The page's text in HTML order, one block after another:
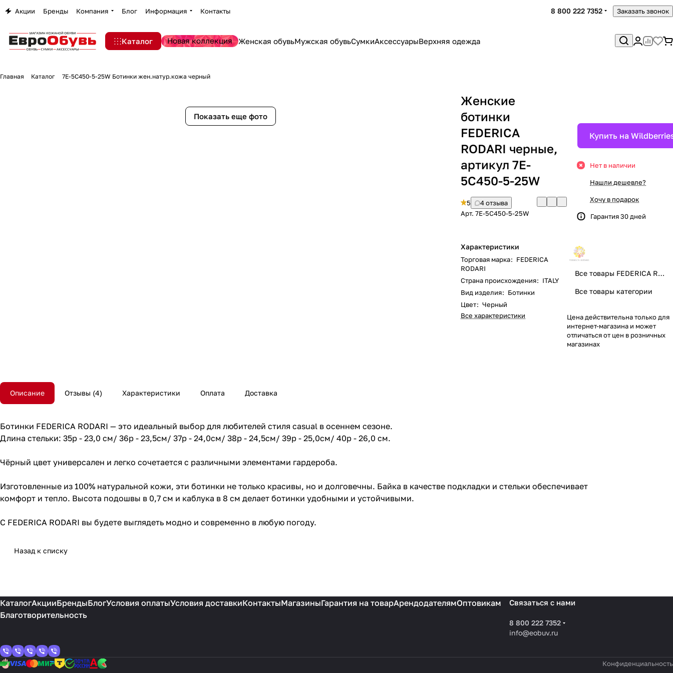
Акции Бренды Компания Блог Информация Контакты 8 800 222 7352 Заказать звонок
Каталог Новая коллекция Женская обувьМужская обувьСумкиАксессуарыВерхняя одежда
Главная Каталог 7E-5C450-5-25W Ботинки жен.натур.кожа черный
Показать еще фото
Женские
ботинки
FEDERICA
RODARI черные,
артикул 7E-
5C450-5-25W
5
4 отзыва
Арт. 7E-5C450-5-25W
Характеристики
Торговая марка: FEDERICA
RODARI
Страна происхождения: ITALY
Вид изделия: Ботинки
Цвет: Черный
Все характеристики
Купить на
Нет в наличии
Нашли дешевле?
Хочу в подарок
Гарантия 30 дней
Все товары FEDERICA RODARI
Все товары категории
Цена действительна только для
интернет-магазина и может
отличаться от цен в розничных
магазинах
Описание Отзывы 4 Характеристики Оплата Доставка
Ботинки FEDERICA RODARI — это идеальный выбор для любителей стиля casual в осеннем сезоне.
Длина стельки: 35р - 23,0 см/ 36р - 23,5см/ 37р - 24,0см/ 38р - 24,5см/ 39р - 25,0см/ 40р - 26,0 см.
Чёрный цвет универсален и легко сочетается с различными элементами гардероба.
Изготовленные из 100% натуральной кожи, эти ботинки не только красивы, но и долговечны. Байка в качестве подкладки и стельки обеспечивает
комфорт и тепло. Высота подошвы в 0,7 см и каблука в 8 см делает ботинки удобными и устойчивыми.
С FEDERICA RODARI вы будете выглядеть модно и современно в любую погоду.
Назад к списку
КаталогАкцииБрендыБлогУсловия оплатыУсловия доставкиКонтактыМагазиныГарантия на товарАрендодателямОптовикам
Благотворительность
Связаться с нами
8 800 222 7352
info@eobuv.ru
Конфиденциальность